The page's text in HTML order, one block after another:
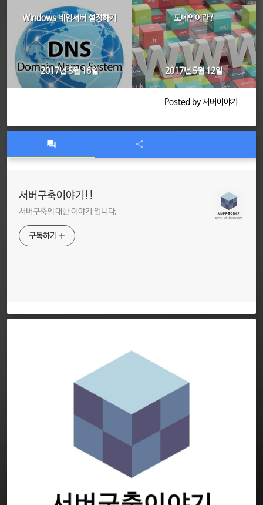
Windows 네임서버 설정하기
2017년 5월 16일
도메인이란?
2017년 5월 12일
Posted by 서버이야기
서버구축이야기!!
서버구축의 대한 이야기 입니다.
구독하기